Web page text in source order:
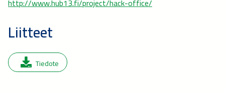
Liitteet
Tiedote